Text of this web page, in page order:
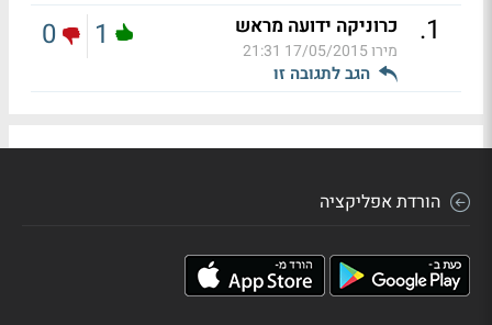
1
. כרוניקה ידועה מראש
מירו17/05/2015 21:31
הגב לתגובה זו
1
0
הורדת אפליקציה